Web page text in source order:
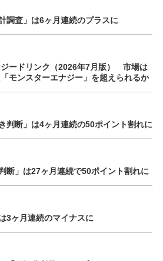
調査」は6ヶ月連続のプラスに
ードリンク（2026年7月版） 市場は
モンスターエナジー」を超えられるか
判断」は4ヶ月連続の50ポイント割れに
断」は27ヶ月連続で50ポイント割れに
3ヶ月連続のマイナスに